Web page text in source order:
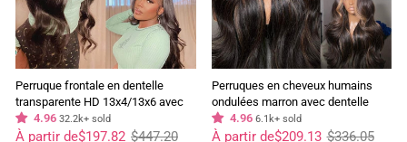
Perruque frontale en dentelle
transparente HD 13x4/13x6 avec
cheveux brésiliens ondulés, ligne
de cheveux pré-épilée, meilleure
4.96 32.2k+ sold
Prix $447.20
Prix
À partir de$197.82
Perruques en cheveux humains
ondulées marron avec dentelle
frontale transparente HD sans
colle - GeetaHair
4.96 6.1k+ sold
Prix $336.05
Prix
À partir de$209.13